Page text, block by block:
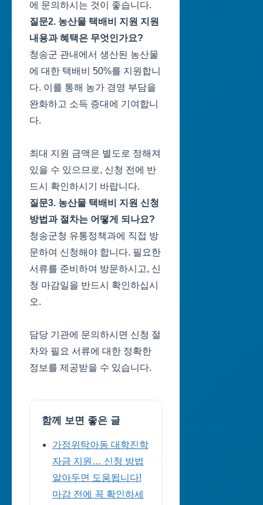
에 문의하시는 것이 좋습니다.
질문2. 농산물 택배비 지원 지원
내용과 혜택은 무엇인가요?
청송군 관내에서 생산된 농산물
에 대한 택배비 50%를 지원합니
다. 이를 통해 농가 경영 부담을
완화하고 소득 증대에 기여합니
다.
최대 지원 금액은 별도로 정해져
있을 수 있으므로, 신청 전에 반
드시 확인하시기 바랍니다.
질문3. 농산물 택배비 지원 신청
방법과 절차는 어떻게 되나요?
청송군청 유통정책과에 직접 방
문하여 신청해야 합니다. 필요한
서류를 준비하여 방문하시고, 신
청 마감일을 반드시 확인하십시
오.
담당 기관에 문의하시면 신청 절
차와 필요 서류에 대한 정확한
정보를 제공받을 수 있습니다.
함께 보면 좋은 글
가정위탁아동 대학진학
자금 지원… 신청 방법
알아두면 도움됩니다!
마감 전에 꼭 확인하세